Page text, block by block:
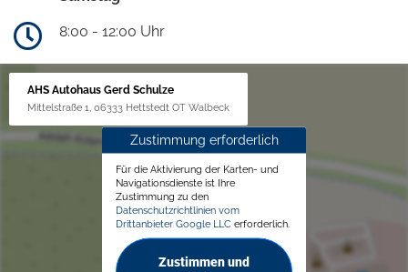
8:00 - 12:00 Uhr
AHS Autohaus Gerd Schulze
Mittelstraße 1, 06333 Hettstedt OT Walbeck
Zustimmung erforderlich
Für die Aktivierung der Karten- und
Navigationsdienste ist Ihre
Zustimmung zu den
Datenschutzrichtlinien vom
Drittanbieter Google LLC erforderlich.
Zustimmen und